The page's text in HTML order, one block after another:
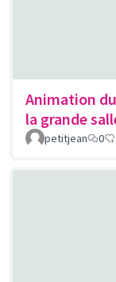
Animation
la grande
petitjean 0